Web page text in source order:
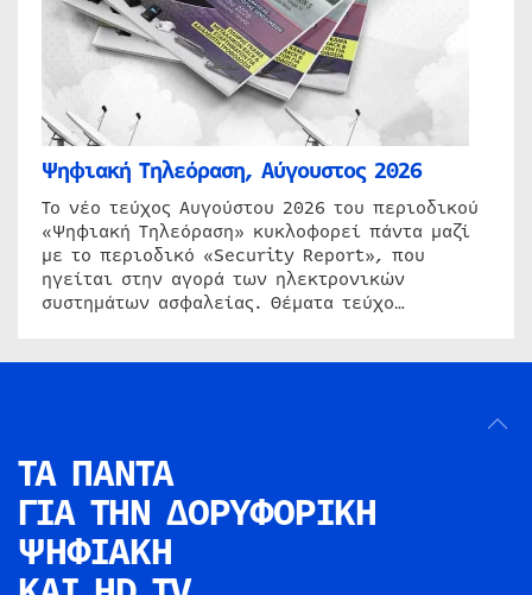
Ψηφιακή Τηλεόραση, Αύγουστος 2026
Το νέο τεύχος Αυγούστου 2026 του περιοδικού
«Ψηφιακή Τηλεόραση» κυκλοφορεί πάντα μαζί
με το περιοδικό «Security Report», που
ηγείται στην αγορά των ηλεκτρονικών
συστημάτων ασφαλείας. Θέματα τεύχο…
ΤΑ ΠΑΝΤΑ
ΓΙΑ ΤΗΝ ΔΟΡΥΦΟΡΙΚΗ
ΨΗΦΙΑΚΗ